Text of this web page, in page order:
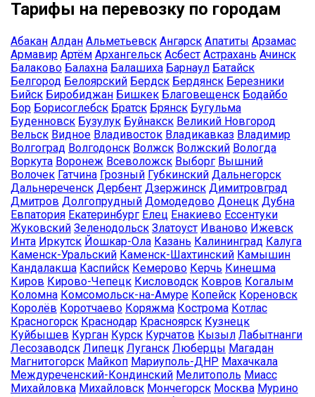
Тарифы на перевозку по городам
Абакан Алдан Альметьевск Ангарск Апатиты Арзамас
Армавир Артём Архангельск Асбест Астрахань Ачинск
Балаково Балахна Балашиха Барнаул Батайск
Белгород Белоярский Бердск Бердянск Березники
Бийск Биробиджан Бишкек Благовещенск Бодайбо
Бор Борисоглебск Братск Брянск Бугульма
Буденновск Бузулук Буйнакск Великий Новгород
Вельск Видное Владивосток Владикавказ Владимир
Волгоград Волгодонск Волжск Волжский Вологда
Воркута Воронеж Всеволожск Выборг Вышний
Волочек Гатчина Грозный Губкинский Дальнегорск
Дальнереченск Дербент Дзержинск Димитровград
Дмитров Долгопрудный Домодедово Донецк Дубна
Евпатория Екатеринбург Елец Енакиево Ессентуки
Жуковский Зеленодольск Златоуст Иваново Ижевск
Инта Иркутск Йошкар-Ола Казань Калининград Калуга
Каменск-Уральский Каменск-Шахтинский Камышин
Кандалакша Каспийск Кемерово Керчь Кинешма
Киров Кирово-Чепецк Кисловодск Ковров Когалым
Коломна Комсомольск-на-Амуре Копейск Кореновск
Королёв Коротчаево Коряжма Кострома Котлас
Красногорск Краснодар Красноярск Кузнецк
Куйбышев Курган Курск Курчатов Кызыл Лабытнанги
Лесозаводск Липецк Луганск Люберцы Магадан
Магнитогорск Майкоп Мариуполь-ДНР Махачкала
Междуреченский-Кондинский Мелитополь Миасс
Михайловка Михайловск Мончегорск Москва Мурино